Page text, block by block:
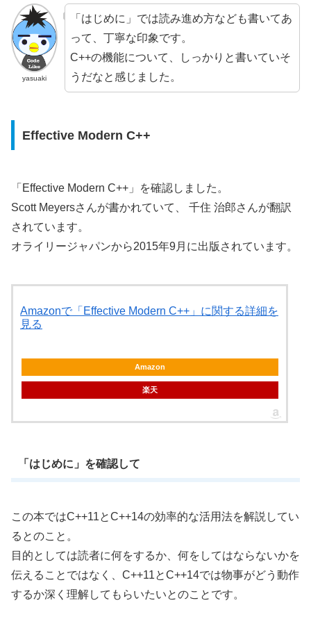
yasuaki
「はじめに」では読み進め方なども書いてあ
って、丁寧な印象です。
C++の機能について、しっかりと書いていそ
うだなと感じました。
Effective Modern C++
「Effective Modern C++」を確認しました。
Scott Meyersさんが書かれていて、 千住 治郎さんが翻訳
されています。
オライリージャパンから2015年9月に出版されています。
Amazonで「Effective Modern C++」に関する詳細を
見る
Amazon
楽天
「はじめに」を確認して
この本ではC++11とC++14の効率的な活用法を解説してい
るとのこと。
目的としては読者に何をするか、何をしてはならないかを
伝えることではなく、C++11とC++14では物事がどう動作
するか深く理解してもらいたいとのことです。